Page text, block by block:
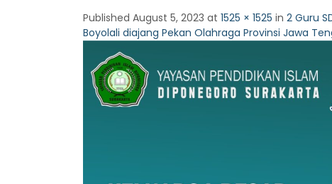
Published August 5, 2023 at 1525 × 1525 in 2 Guru
Boyolali diajang Pekan Olahraga Provinsi Jawa